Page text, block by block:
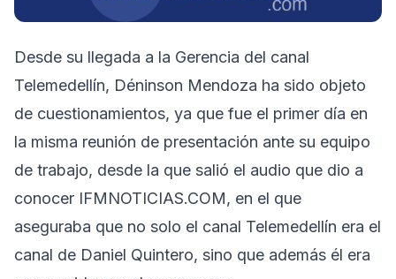
Desde su llegada a la Gerencia del canal
Telemedellín, Déninson Mendoza ha sido objeto
de cuestionamientos, ya que fue el primer día en
la misma reunión de presentación ante su equipo
de trabajo, desde la que salió el audio que dio a
conocer IFMNOTICIAS.COM, en el que
aseguraba que no solo el canal Telemedellín era el
canal de Daniel Quintero, sino que además él era